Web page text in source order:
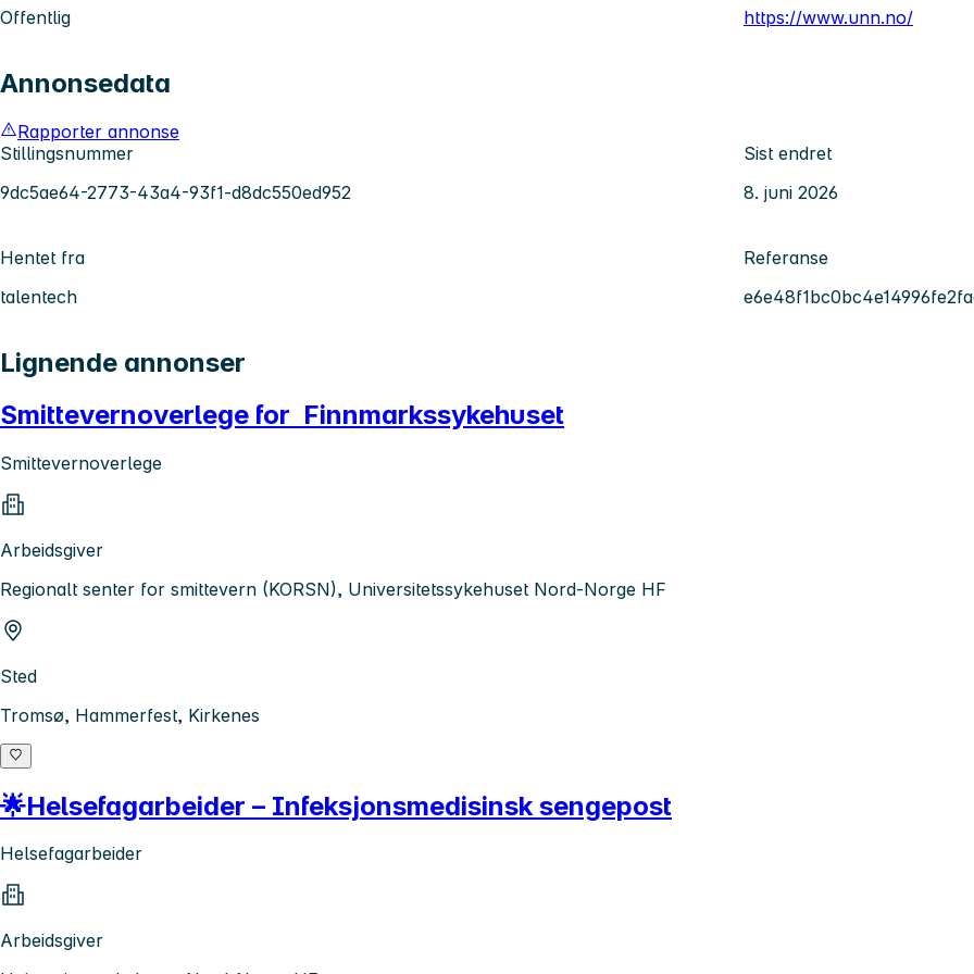
Offentlig
https://www.unn.no/
Annonsedata
Rapporter annonse
Stillingsnummer
9dc5ae64-2773-43a4-93f1-d8dc550ed952
Sist endret
8. juni 2026
Hentet fra
talentech
Referanse
Lignende annonser
Smittevernoverlege for Finnmarkssykehuset
Smittevernoverlege
Arbeidsgiver
Regionalt senter for smittevern (KORSN), Universitetssykehuset Nord-Norge HF
Sted
Tromsø, Hammerfest, Kirkenes
🌟Helsefagarbeider – Infeksjonsmedisinsk sengepost
Helsefagarbeider
Arbeidsgiver